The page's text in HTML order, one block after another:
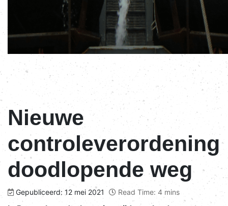
Nieuwe
controleverordening
doodlopende weg
Gepubliceerd: 12 mei 2021 Read Time: 4 mins